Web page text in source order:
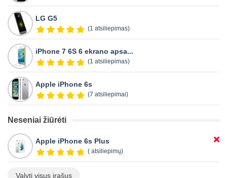
LG G5
(1 atsiliepimas)
iPhone 7 6S 6 ekrano apsa...
(1 atsiliepimas)
Apple iPhone 6s
(7 atsiliepimai)
Neseniai žiūrėti
Apple iPhone 6s Plus
( atsiliepimų)
Valyti visus įrašus